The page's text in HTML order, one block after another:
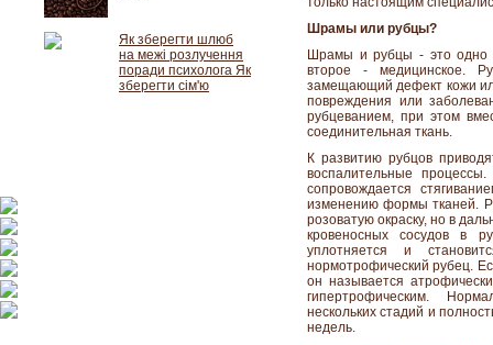
Шрамы или рубцы?
Шрамы и рубцы - это одно
второе - медицинское.
замещающий дефект кожи
повреждения или
рубцеванием, при этом
соединительная ткань.
К развитию рубцов
воспалительные
сопровождается
изменению формы тканей.
розоватую окраску, но в
кровеносных сосудов в
уплотняется и
нормотрофический рубец.
он называется
гипертрофическим.
нескольких стадий и
недель.
Як зберегти шлюб
на межі розлучення
поради психолога Як
зберегти сім'ю